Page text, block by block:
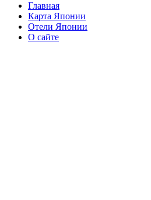
Главная
Карта Японии
Отели Японии
О сайте